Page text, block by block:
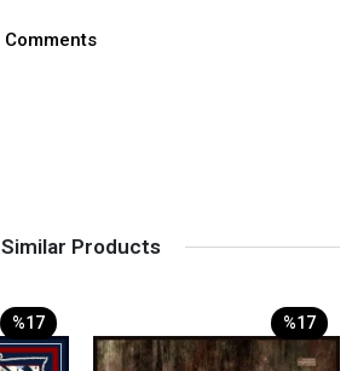
Comments
Similar Products
%17 %17